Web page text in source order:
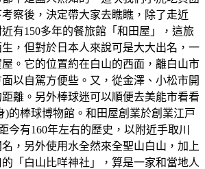
察後，決定帶大家去瞧瞧，除了走近
近有150多年的餐旅館「和田屋」，這旅
，但對於日本人來說可是大大出名，一
。它的位置約在白山的西面，離白山市
以自駕方便些。又，從金澤、小松市開
離。另外棒球迷可以順便去美能市看看
)的棒球博物館。和田屋創業於創業江戸
今有160年左右的歷史，以附近手取川
，另外使用水全然來全聖山白山，加上
「白山比咩神社」，算是一家和當地人